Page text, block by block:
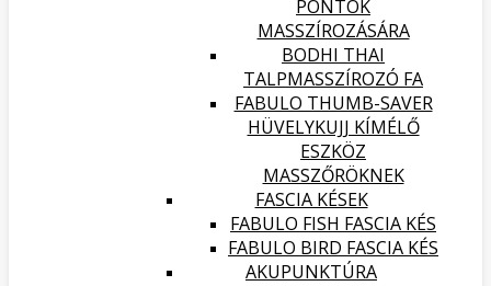
PONTOK
MASSZÍROZÁSÁRA
BODHI THAI
TALPMASSZÍROZÓ FA
FABULO THUMB-SAVER
HÜVELYKUJJ KÍMÉLŐ
ESZKÖZ
MASSZŐRÖKNEK
FASCIA KÉSEK
FABULO FISH FASCIA KÉS
FABULO BIRD FASCIA KÉS
AKUPUNKTÚRA